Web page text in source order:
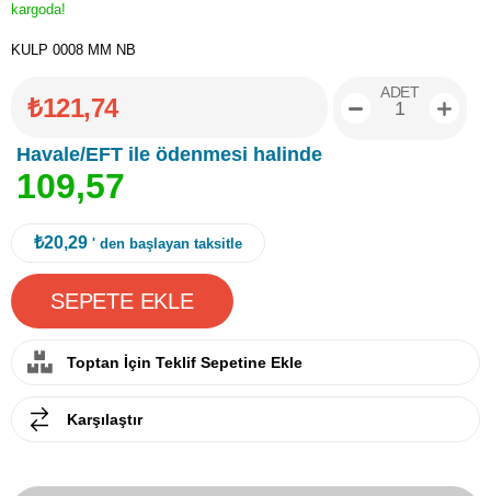
kargoda!
KULP 0008 MM NB
₺121,74
Havale/EFT ile ödenmesi halinde
109,57
ADET
₺20,29 ' den başlayan taksitle
Toptan İçin Teklif Sepetine Ekle
Karşılaştır